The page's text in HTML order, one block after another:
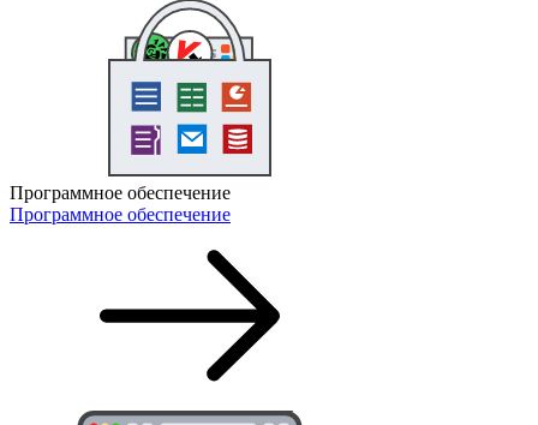
Программное обеспечение
Программное обеспечение